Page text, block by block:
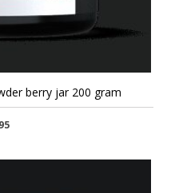
berry jar 200 gram